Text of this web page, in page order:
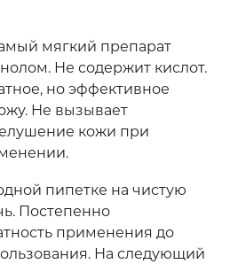
мягкий препарат
Не содержит кислот.
но эффективное
Не вызывает
кожи при
пипетке на чистую
Постепенно
применения до
На следующий